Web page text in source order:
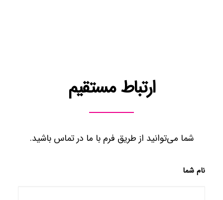
ارتباط مستقیم
شما می‌توانید از طریق فرم با ما در تماس باشید.
نام شما